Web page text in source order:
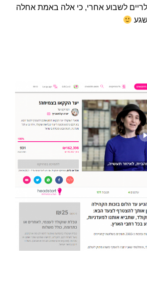
לשבוע אחרי, כי אלה באמת אחלה